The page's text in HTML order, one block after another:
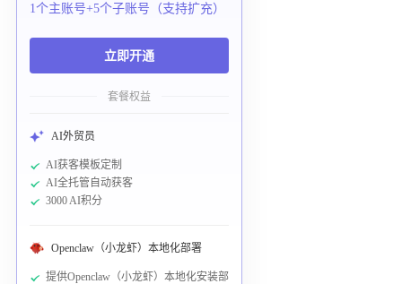
1个主账号+5个子账号（支持扩充）
立即开通
套餐权益
AI外贸员
AI获客模板定制
AI全托管自动获客
3000 AI积分
Openclaw（小龙虾）本地化部署
提供Openclaw（小龙虾）本地化安装部